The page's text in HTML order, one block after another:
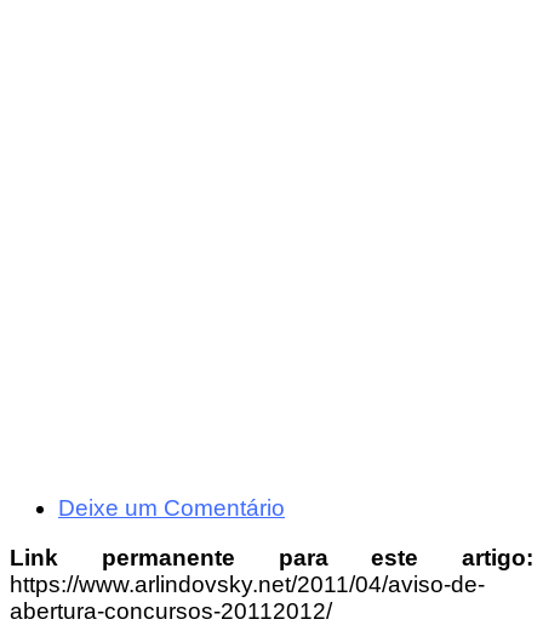
Deixe um Comentário
Link permanente para este artigo:
https://www.arlindovsky.net/2011/04/aviso-de-
abertura-concursos-20112012/